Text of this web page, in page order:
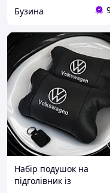
Бузина
Набір подушок на
підголівник із